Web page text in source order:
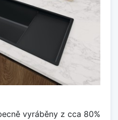
vyráběny z cca 80%